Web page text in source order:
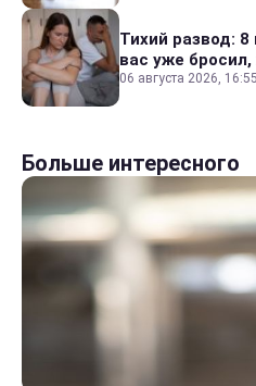
Тихий развод: 8
вас уже
06 августа 2026, 16:55
Больше интересного